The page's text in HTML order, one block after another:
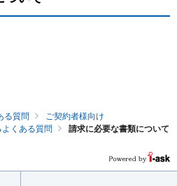
る質問
ご契約者様向け
くある質問
請求に必要な書類について